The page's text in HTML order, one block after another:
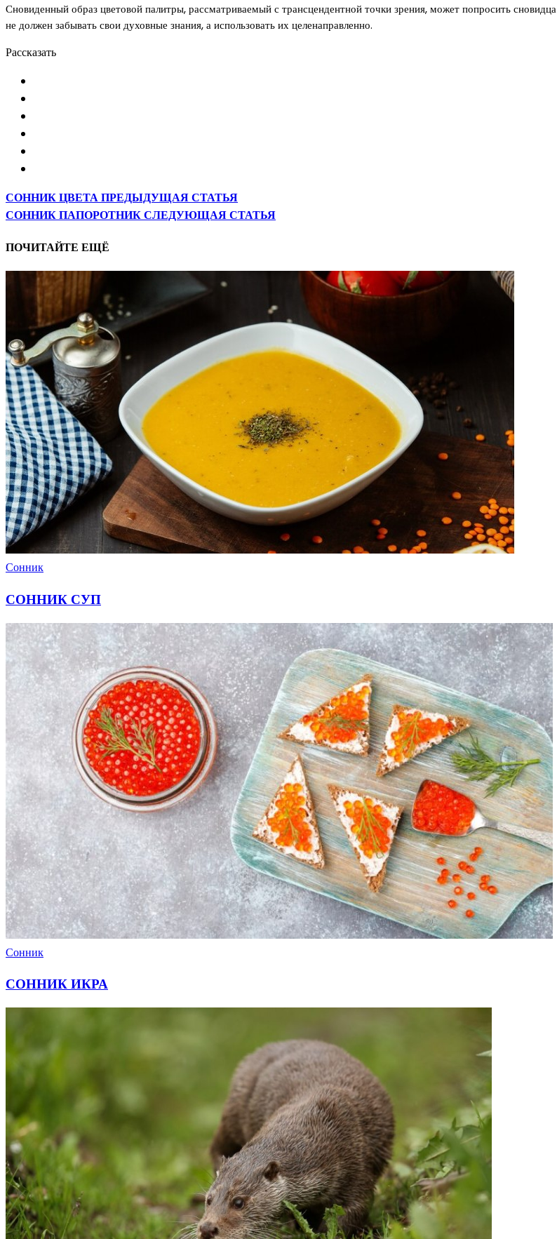
Сновиденный образ цветовой палитры, рассматриваемый с трансцендентной точки зрения, может попросить сновидца
не должен забывать свои духовные знания, а использовать их целенаправленно.
Рассказать
СОННИК ЦВЕТАПРЕДЫДУЩАЯ СТАТЬЯ
СОННИК ПАПОРОТНИКСЛЕДУЮЩАЯ СТАТЬЯ
ПОЧИТАЙТЕ ЕЩЁ
Сонник
СОННИК СУП
Сонник
СОННИК ИКРА